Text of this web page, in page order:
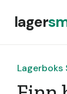
lager
Lagerboks